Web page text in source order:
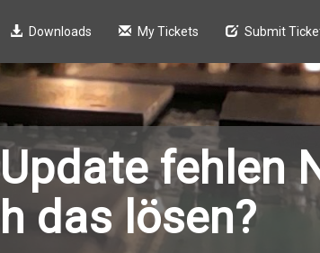
Downloads My Tickets Submit
fehlen
das lösen?